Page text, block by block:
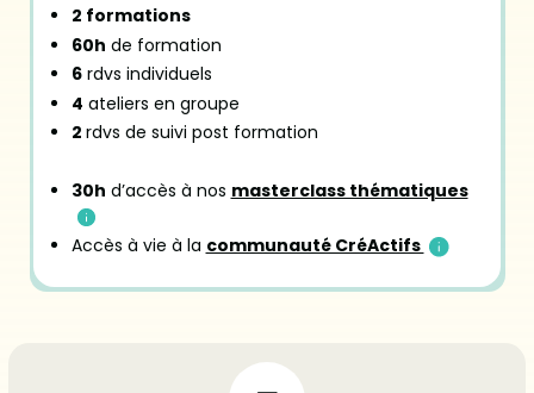
2 formations
60h de formation
6rdvs individuels
4 ateliers en groupe
2 rdvs de suivi post formation
30h d’accès à nos masterclass thématiques
Accès à vie à la communauté CréActifs